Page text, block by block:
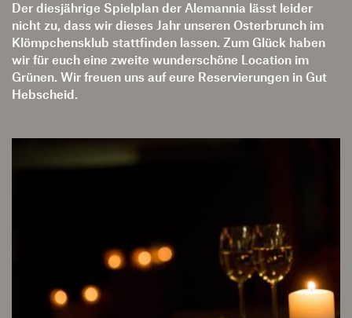
Klömpchensklub stattfinden lassen. Zum Glück haben
wir für euch eine zweite wunderschöne Location im
Grünen. Wir freuen uns auf eure Reservierungen in Gut
Hebscheid.